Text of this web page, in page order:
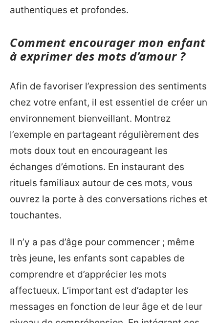
authentiques et profondes.
Comment encourager mon enfant
à exprimer des mots d’amour ?
Afin de favoriser l’expression des sentiments
chez votre enfant, il est essentiel de créer un
environnement bienveillant. Montrez
l’exemple en partageant régulièrement des
mots doux tout en encourageant les
échanges d’émotions. En instaurant des
rituels familiaux autour de ces mots, vous
ouvrez la porte à des conversations riches et
touchantes.
Il n’y a pas d’âge pour commencer ; même
très jeune, les enfants sont capables de
comprendre et d’apprécier les mots
affectueux. L’important est d’adapter les
messages en fonction de leur âge et de leur